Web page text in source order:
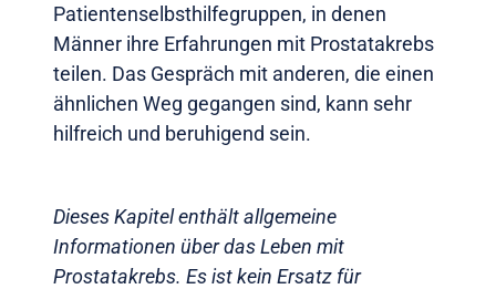
Patientenselbsthilfegruppen, in denen
Männer ihre Erfahrungen mit Prostatakrebs
teilen. Das Gespräch mit anderen, die einen
ähnlichen Weg gegangen sind, kann sehr
hilfreich und beruhigend sein.
Dieses Kapitel enthält allgemeine
Informationen über das Leben mit
Prostatakrebs. Es ist kein Ersatz für